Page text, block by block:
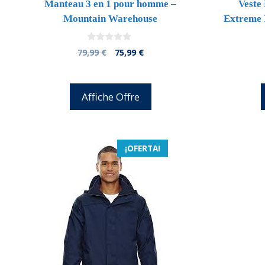
Manteau 3 en 1 pour homme –
Mountain Warehouse
0
d
79,99€
El
79,99 €.
75,99 €El
Affiche Offre
Extreme
¡OFERTA!